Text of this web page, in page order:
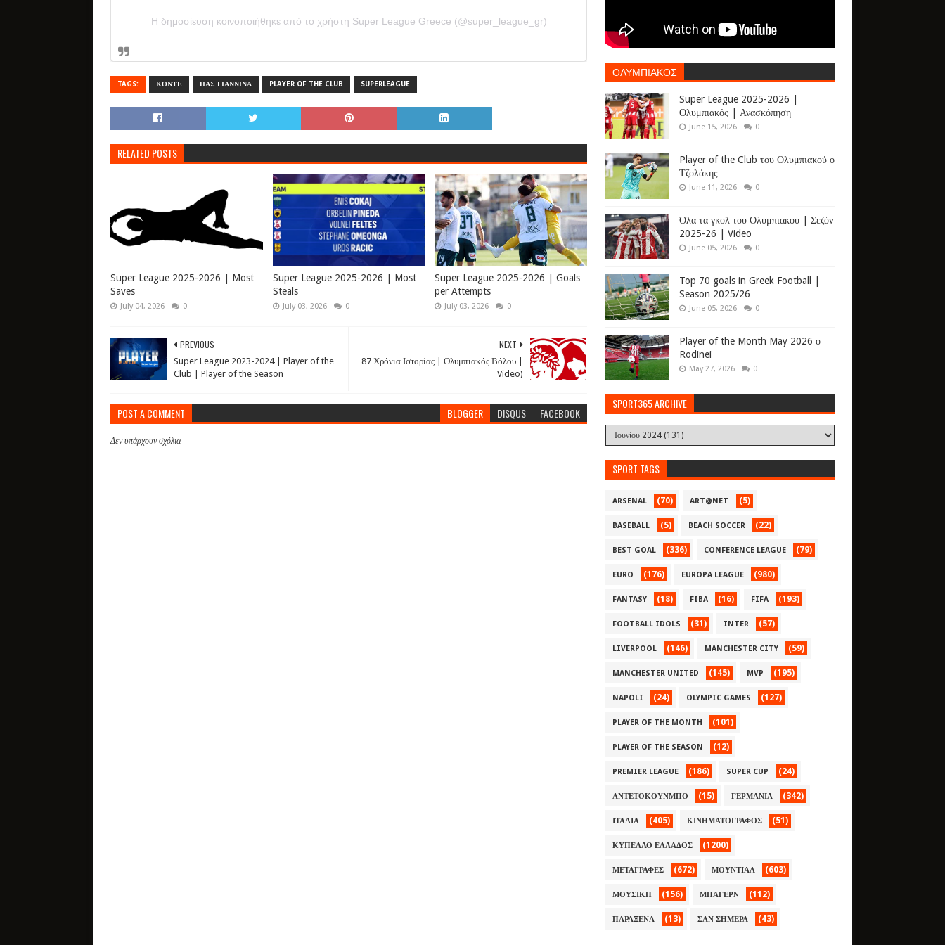
Η δημοσίευση κοινοποιήθηκε από το χρήστη Super League Greece (@super_league_gr)
TAGS: ΚΟΝΤΕ ΠΑΣ ΓΙΑΝΝΙΝΑ PLAYER OF THE CLUB SUPERLEAGUE
RELATED POSTS
Super League 2025-2026 | Most
Saves
July 04, 2026 0
Super League 2025-2026 | Most
Steals
July 03, 2026 0
Super League 2025-2026 | Goals
per Attempts
July 03, 2026 0
NEXT
87 Χρόνια Ιστορίας | Ολυμπιακός Βόλου |
Video)
PREVIOUS
Super League 2023-2024 | Player of the
Club | Player of the Season
POST A COMMENT BLOGGER DISQUS FACEBOOK
Δεν υπάρχουν σχόλια
ΟΛΥΜΠΙΑΚΟΣ
Super League 2025-2026 |
Ολυμπιακός | Ανασκόπηση
June 15, 2026 0
Player of the Club του Ολυμπιακού ο
Τζολάκης
June 11, 2026 0
Όλα τα γκολ του Ολυμπιακού | Σεζόν
2025-26 | Video
June 05, 2026 0
Top 70 goals in Greek Football |
Season 2025/26
June 05, 2026 0
Player of the Month May 2026 ο
Rodinei
May 27, 2026 0
SPORT365 ARCHIVE
SPORT TAGS
ARSENAL (70) ART@NET (5)
BASEBALL (5) BEACH SOCCER (22)
BEST GOAL (336) CONFERENCE LEAGUE (79)
EURO (176) EUROPA LEAGUE (980)
FANTASY (18) FIBA (16) FIFA (193)
FOOTBALL IDOLS (31) INTER (57)
LIVERPOOL (146) MANCHESTER CITY (59)
MANCHESTER UNITED (145) MVP (195)
NAPOLI (24) OLYMPIC GAMES (127)
PLAYER OF THE MONTH (101)
PLAYER OF THE SEASON (12)
PREMIER LEAGUE (186) SUPER CUP (24)
ΑΝΤΕΤΟΚΟΥΝΜΠΟ (15) ΓΕΡΜΑΝΙΑ (342)
ΙΤΑΛΙΑ (405) ΚΙΝΗΜΑΤΟΓΡΑΦΟΣ (51)
ΚΥΠΕΛΛΟ ΕΛΛΑΔΟΣ (1200)
ΜΕΤΑΓΡΑΦΕΣ (672) ΜΟΥΝΤΙΑΛ (603)
ΜΟΥΣΙΚΗ (156) ΜΠΑΓΕΡΝ (112)
ΠΑΡΑΞΕΝΑ (13) ΣΑΝ ΣΗΜΕΡΑ (43)